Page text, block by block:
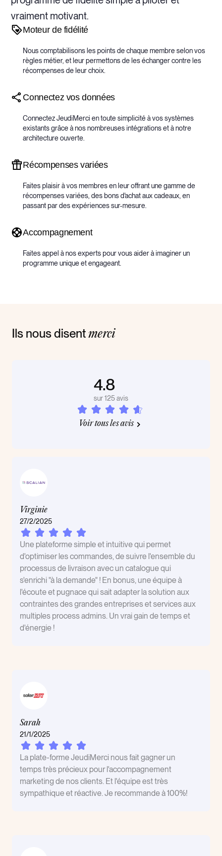
vraiment motivant.
Moteur de fidélité
Nous comptabilisons les points de chaque membre selon vos
règles métier, et leur permettons de les échanger contre les
récompenses de leur choix.
Connectez vos données
Connectez JeudiMerci en toute simplicité à vos systèmes
existants grâce à nos nombreuses intégrations et à notre
architecture ouverte.
Récompenses variées
Faites plaisir à vos membres en leur offrant une gamme de
récompenses variées, des bons d'achat aux cadeaux, en
passant par des expériences sur-mesure.
Accompagnement
Faites appel à nos experts pour vous aider à imaginer un
programme unique et engageant.
Ils nous disent merci
4.8
sur 125 avis
Voir tous les avis
Virginie
27/2/2025
Une plateforme simple et intuitive qui permet
d'optimiser les commandes, de suivre l'ensemble du
processus de livraison avec un catalogue qui
s'enrichi "à la demande" ! En bonus, une équipe à
l'écoute et pugnace qui sait adapter la solution aux
contraintes des grandes entreprises et services aux
multiples process admins. Un vrai gain de temps et
d'énergie !
Sarah
21/1/2025
La plate-forme JeudiMerci nous fait gagner un
temps très précieux pour l'accompagnement
marketing de nos clients. Et l'équipe est très
sympathique et réactive. Je recommande à 100%!